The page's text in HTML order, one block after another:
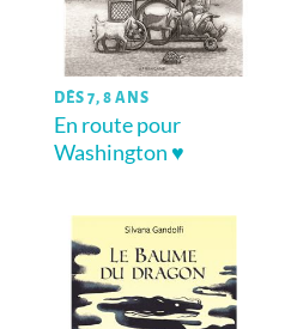
DÈS 7, 8 ANS
En route pour
Washington ♥